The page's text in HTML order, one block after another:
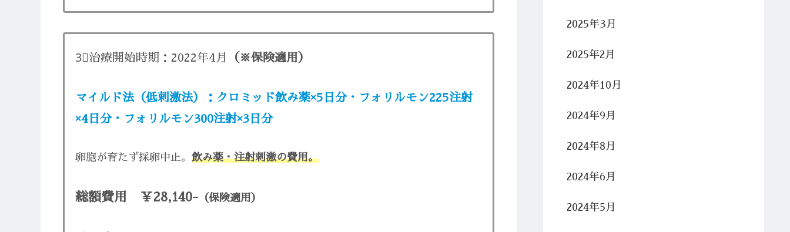
3⃣治療開始時期：2022年4月 （※保険適用）
マイルド法（低刺激法）：クロミッド飲み薬×5日分・フォリルモン225注射
×4日分・フォリルモン300注射×3日分
卵胞が育たず採卵中止。 飲み薬・注射刺激の費用。
総額費用 ￥28,140- （保険適用）
2025年3月
2025年2月
2024年10月
2024年9月
2024年8月
2024年6月
2024年5月